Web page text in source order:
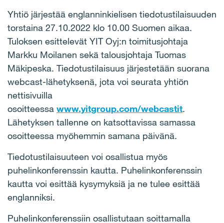
Yhtiö järjestää englanninkielisen tiedotustilaisuuden
torstaina 27.10.2022 klo 10.00 Suomen aikaa.
Tuloksen esittelevät YIT Oyj:n toimitusjohtaja
Markku Moilanen sekä talousjohtaja Tuomas
Mäkipeska. Tiedotustilaisuus järjestetään suorana
webcast-lähetyksenä, jota voi seurata yhtiön
nettisivuilla
osoitteessa www.yitgroup.com/webcastit.
Lähetyksen tallenne on katsottavissa samassa
osoitteessa myöhemmin samana päivänä.
Tiedotustilaisuuteen voi osallistua myös
puhelinkonferenssin kautta. Puhelinkonferenssin
kautta voi esittää kysymyksiä ja ne tulee esittää
englanniksi.
Puhelinkonferenssiin osallistutaan soittamalla